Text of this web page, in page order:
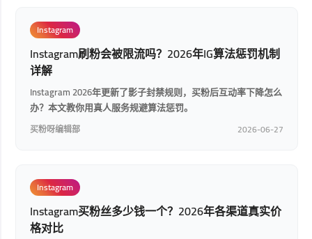
Instagram
Instagram刷粉会被限流吗？2026年IG算法惩罚机制
详解
Instagram 2026年更新了影子封禁规则，买粉后互动率下降怎么
办？本文教你用真人服务规避算法惩罚。
买粉呀编辑部 2026-06-27
Instagram
Instagram买粉丝多少钱一个？2026年各渠道真实价
格对比